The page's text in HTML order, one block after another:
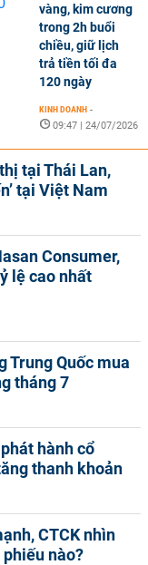
vàng, kim cương
trong 2h buổi
chiều, giữ lịch
trả tiền tối đa
120 ngày
KINH DOANH -
09:47 | 24/07/2026
tại Thái Lan,
tại Việt Nam
Consumer,
lệ cao nhất
Trung Quốc mua
tháng 7
hành cổ
thanh khoản
CTCK nhìn
nào?